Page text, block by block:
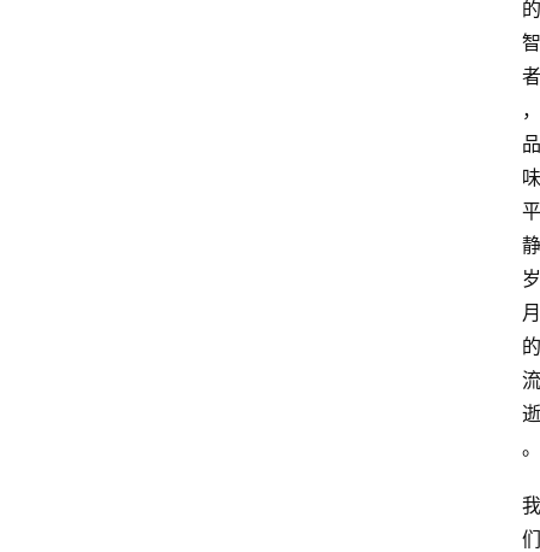
的
智
者
，
品
味
平
静
岁
月
的
流
逝
。
我
们